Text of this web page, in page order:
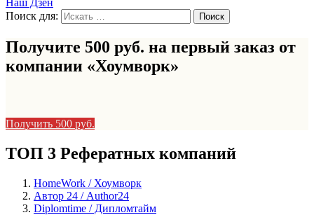
Поиск для:
Получите 500 руб. на первый заказ от
компании «Хоумворк»
Получить 500 руб.
ТОП 3 Рефератных компаний
HomeWork / Хоумворк
Автор 24 / Author24
Diplomtime / Дипломтайм